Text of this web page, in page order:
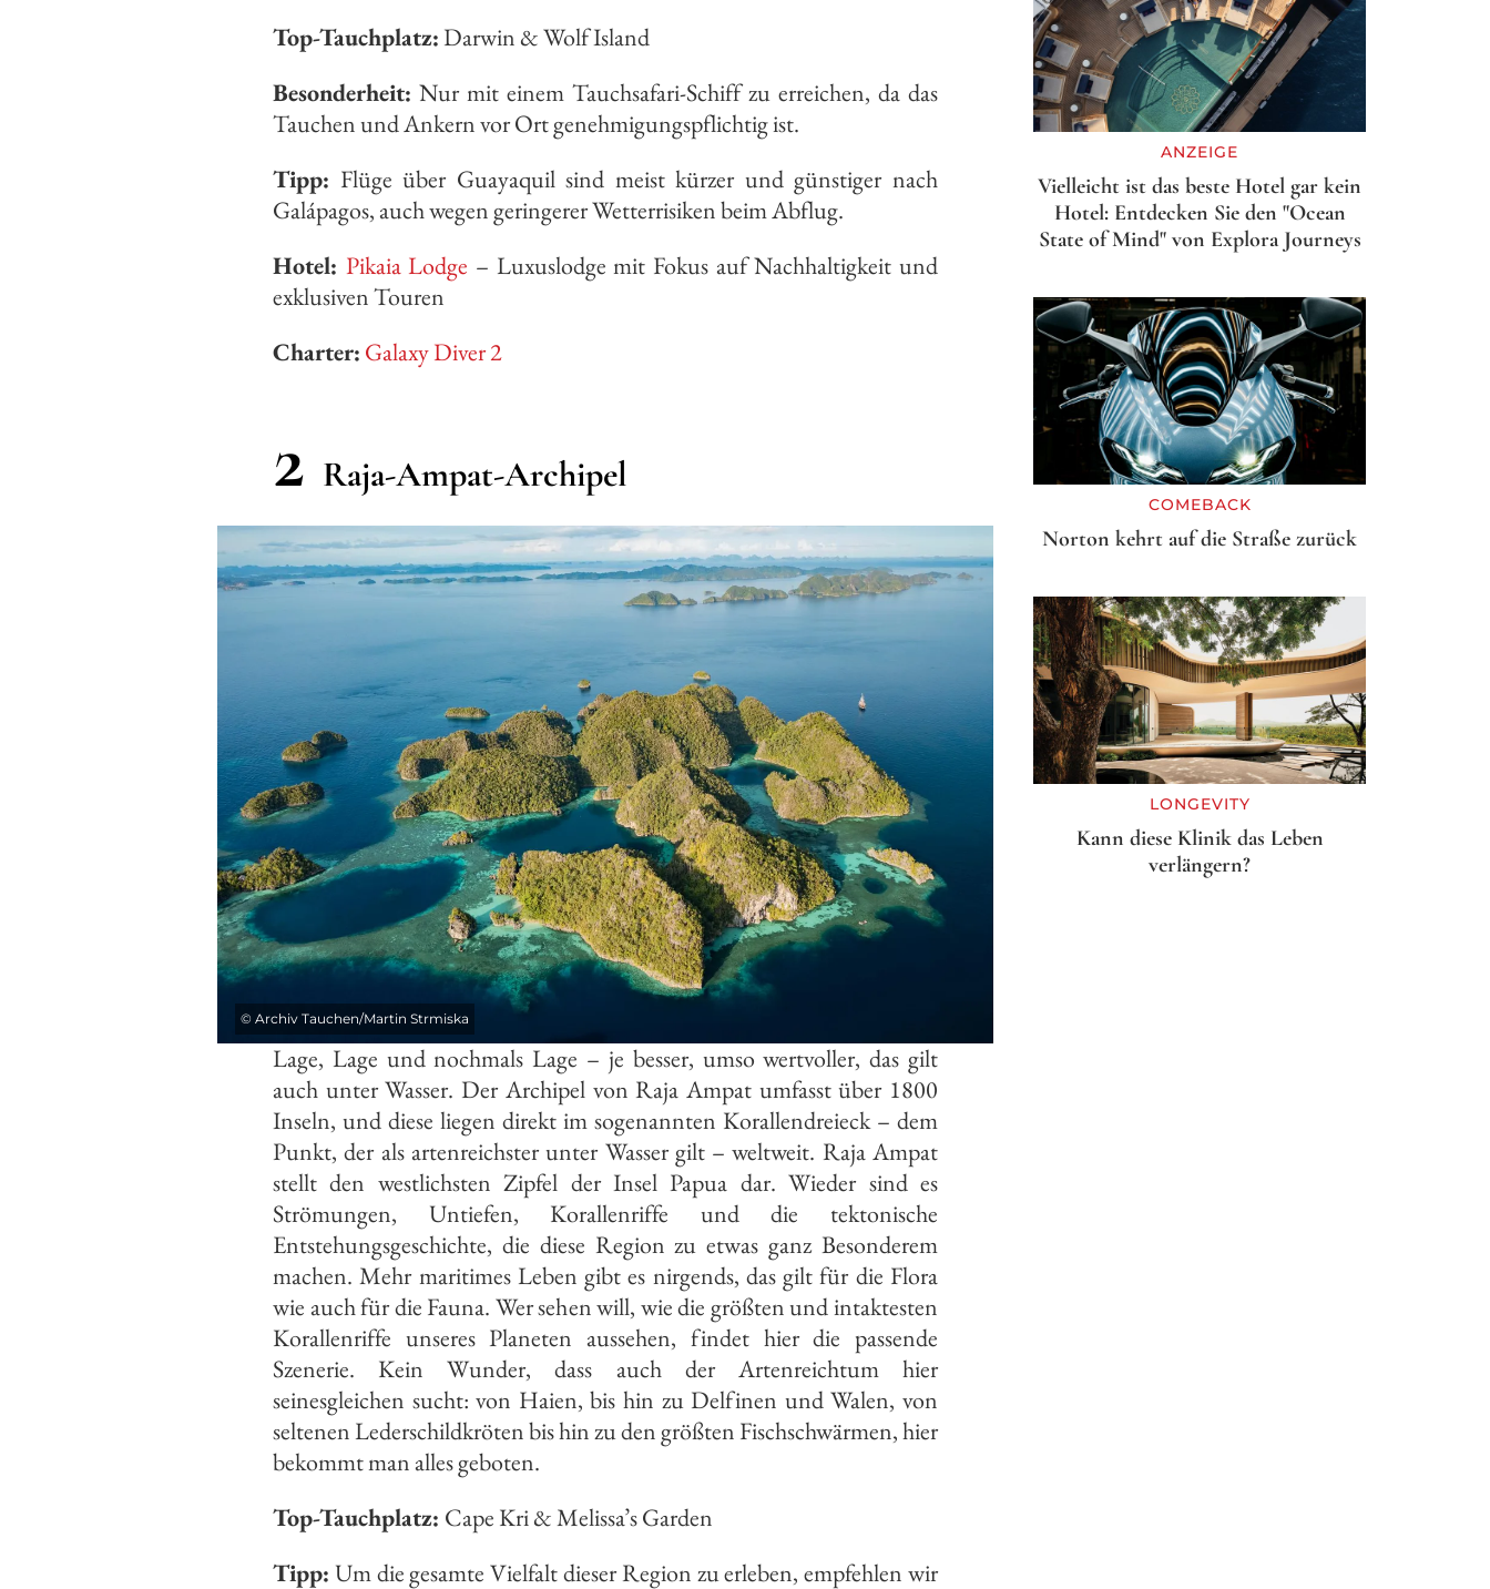
ANZEIGE
Vielleicht ist das beste Hotel gar kein
Hotel: Entdecken Sie den "Ocean
State of Mind" von Explora Journeys
COMEBACK
Norton kehrt auf die Straße zurück
LONGEVITY
Kann diese Klinik das Leben
verlängern?
Top-Tauchplatz:Darwin & Wolf Island
Besonderheit: Nur mit einem Tauchsafari-Schiff zu erreichen, da das
Tauchen und Ankern vor Ort genehmigungspflichtig ist.
Tipp: Flüge über Guayaquil sind meist kürzer und günstiger nach
Galápagos, auch wegen geringerer Wetterrisiken beim Abflug.
Hotel: Pikaia Lodge – Luxuslodge mit Fokus auf Nachhaltigkeit und
exklusiven Touren
Charter: Galaxy Diver 2
2 Raja-Ampat-Archipel
© Archiv Tauchen/Martin Strmiska
Lage, Lage und nochmals Lage – je besser, umso wertvoller, das gilt
auch unter Wasser. Der Archipel von Raja Ampat umfasst über 1800
Inseln, und diese liegen direkt im sogenannten Korallendreieck – dem
Punkt, der als artenreichster unter Wasser gilt – weltweit. Raja Ampat
stellt den westlichsten Zipfel der Insel Papua dar. Wieder sind es
Strömungen, Untiefen, Korallenriffe und die tektonische
Entstehungsgeschichte, die diese Region zu etwas ganz Besonderem
machen. Mehr maritimes Leben gibt es nirgends, das gilt für die Flora
wie auch für die Fauna. Wer sehen will, wie die größten und intaktesten
Korallenriffe unseres Planeten aussehen, findet hier die passende
Szenerie. Kein Wunder, dass auch der Artenreichtum hier
seinesgleichen sucht: von Haien, bis hin zu Delfinen und Walen, von
seltenen Lederschildkröten bis hin zu den größten Fischschwärmen, hier
bekommt man alles geboten.
Top-Tauchplatz: Cape Kri & Melissa’s Garden
Tipp: Um die gesamte Vielfalt dieser Region zu erleben, empfehlen wir